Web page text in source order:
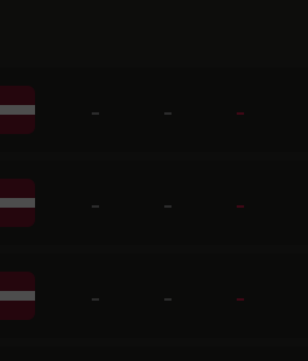
- - -
- - -
- - -